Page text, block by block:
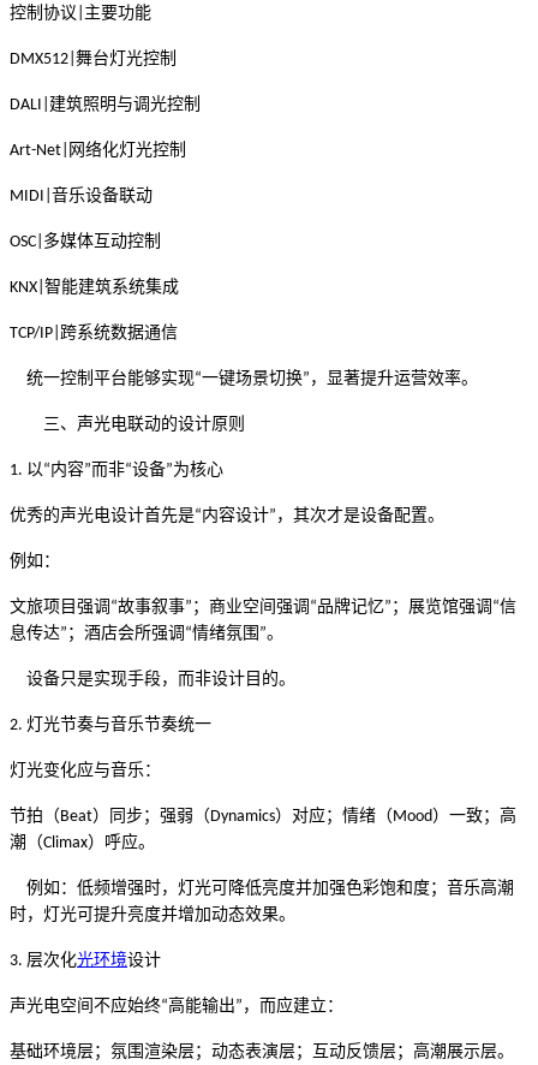
控制协议 主要功能
DMX512 舞台灯光控制
DALI 建筑照明与调光控制
Art-Net 网络化灯光控制
MIDI 音乐设备联动
OSC 多媒体互动控制
KNX 智能建筑系统集成
TCP/IP 跨系统数据通信
统一控制平台能够实现“一键场景切换” ，显著提升运营效率。
三、声光电联动的设计原则
1. 以 “内容”而非“设备”为核心
优秀的声光电设计首先是“内容设计” ，其次才是设备配置。
例如：
文旅项目强调 “故事叙事” ；商业空间强调 “品牌记忆” ；展览馆强调 “信
息传达” ；酒店会所强调 “情绪氛围 ”。
设备只是实现手段，而非设计目的。
2. 灯光节奏与音乐节奏统一
灯光变化应与音乐：
节拍（Beat）同步；强弱（Dynamics）对应；情绪（Mood）一致；高
潮（Climax）呼应。
例如：低频增强时，灯光可降低亮度并加强色彩饱和度；音乐高潮
时，灯光可提升亮度并增加动态效果。
3. 层次化光环境设计
声光电空间不应始终“高能输出” ，而应建立：
基础环境层；氛围渲染层；动态表演层；互动反馈层；高潮展示层。